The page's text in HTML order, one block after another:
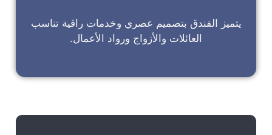
يتميز الفندق بتصميم عصري وخدمات راقية تناسب
العائلات والأزواج ورواد الأعمال.